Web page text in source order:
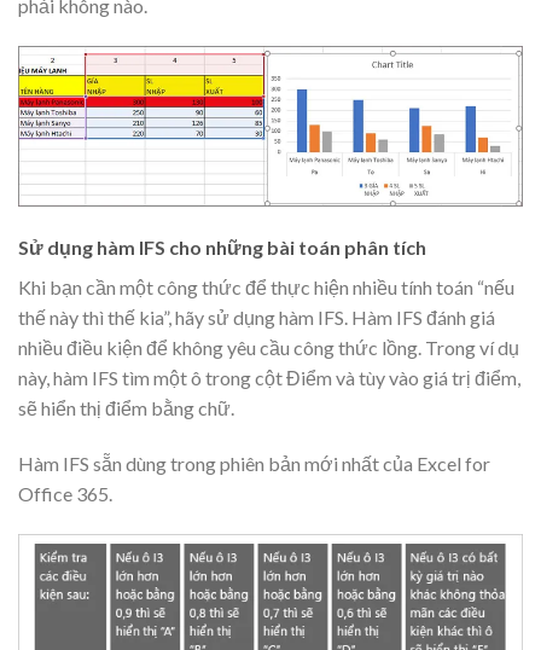
phải không nào.
Sử dụng hàm IFS cho những bài toán phân tích
Khi bạn cần một công thức để thực hiện nhiều tính toán “nếu
thế này thì thế kia”, hãy sử dụng hàm IFS. Hàm IFS đánh giá
nhiều điều kiện để không yêu cầu công thức lồng. Trong ví dụ
này, hàm IFS tìm một ô trong cột Điểm và tùy vào giá trị điểm,
sẽ hiển thị điểm bằng chữ.
Hàm IFS sẵn dùng trong phiên bản mới nhất của Excel for
Office 365.